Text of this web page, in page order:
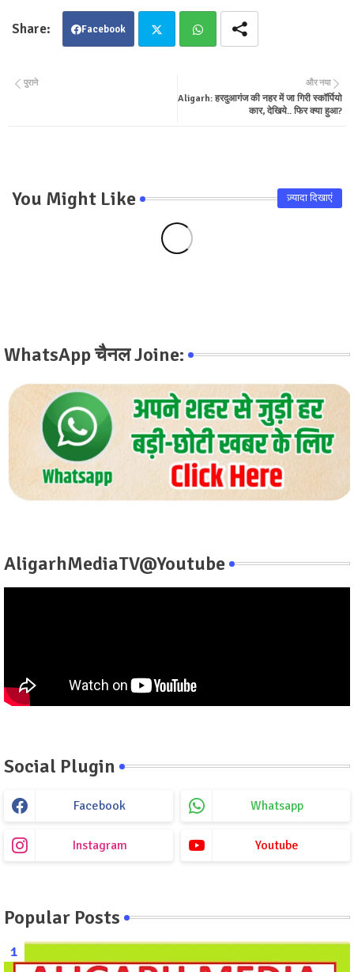
Facebook
tsa
और नया
Aligarh: हरदुआगंज की नहर में जा गिरी स्कॉर्पियो
कार, देखिये.. फिर क्या हुआ?
पुराने
You Might Like ज़्यादा दिखाएं
WhatsApp चैनल Joine:
AligarhMediaTV@Youtube
Social Plugin
Facebook Whatsapp
Instagram Youtube
Popular Posts